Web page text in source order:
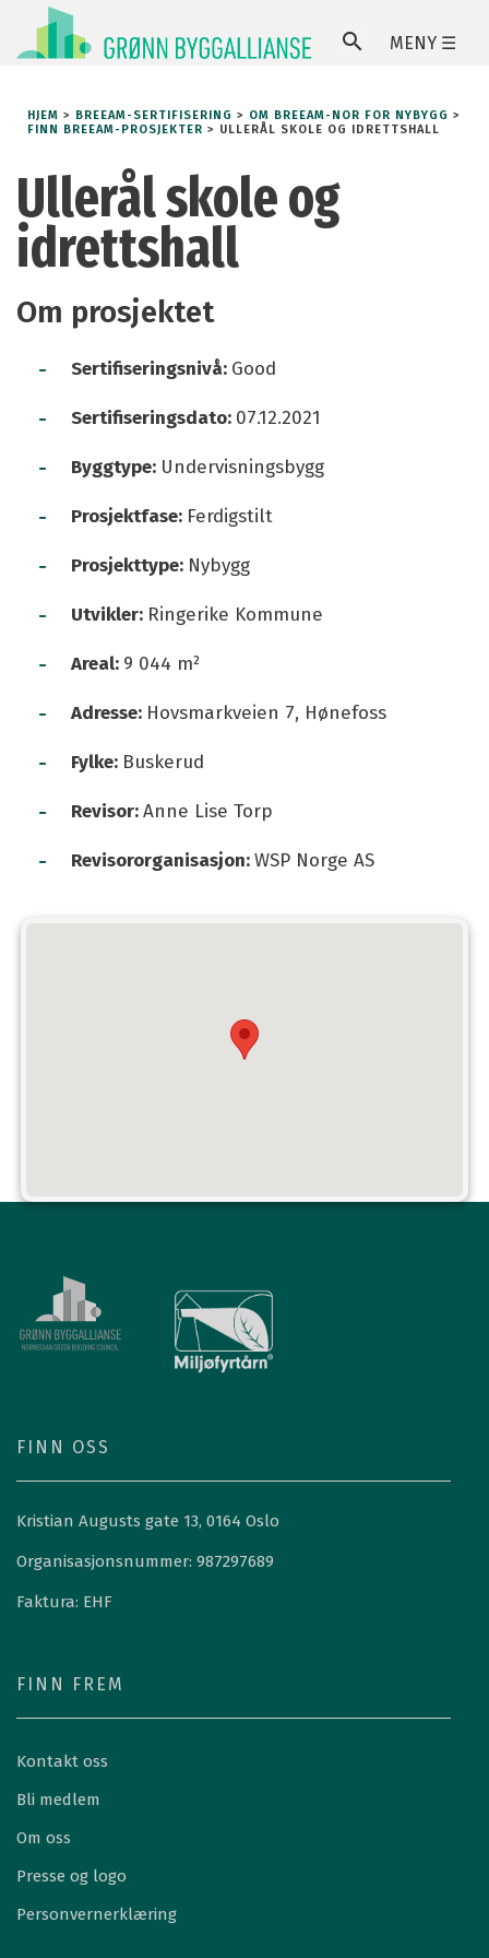
MENY ☰
HJEM > BREEAM-SERTIFISERING > OM BREEAM-NOR FOR NYBYGG >
FINN BREEAM-PROSJEKTER > ULLERÅL SKOLE OG IDRETTSHALL
Ullerål skole og
idrettshall
Om prosjektet
- Sertifiseringsnivå: Good
- Sertifiseringsdato: 07.12.2021
- Byggtype: Undervisningsbygg
- Prosjektfase: Ferdigstilt
- Prosjekttype: Nybygg
- Utvikler: Ringerike Kommune
- Areal: 9 044 m²
- Adresse: Hovsmarkveien 7, Hønefoss
- Fylke: Buskerud
- Revisor:Anne Lise Torp
- Revisororganisasjon:WSP Norge AS
FINN OSS
Kristian Augusts gate 13, 0164 Oslo
Organisasjonsnummer: 987297689
Faktura: EHF
FINN FREM
Kontakt oss
Bli medlem
Om oss
Presse og logo
Personvernerklæring